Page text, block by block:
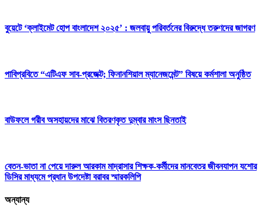
বুয়েটে ‘ক্লাইমেট হোপ বাংলাদেশ ২০২৫’ : জলবায়ু পরিবর্তনের বিরুদ্ধে তরুণদের জাগরণ
পাবিপ্রবিতে “এটিএফ সাব-প্রজেক্ট; ফিনানশিয়াল ম্যানেজমেন্ট” বিষয়ে কর্মশালা অনুষ্ঠিত
বাউফলে গরীব অসহায়দের মাঝে বিতরণকৃত দুম্বার মাংস ছিনতাই
বেতন-ভাতা না পেয়ে দারুল আরকাম মাদ্রাসার শিক্ষক-কর্মীদের মানবেতর জীবনযাপন যশোর
ডিসির মাধ্যমে প্রধান উপদেষ্টা বরাবর স্মারকলিপি
অন্যান্য